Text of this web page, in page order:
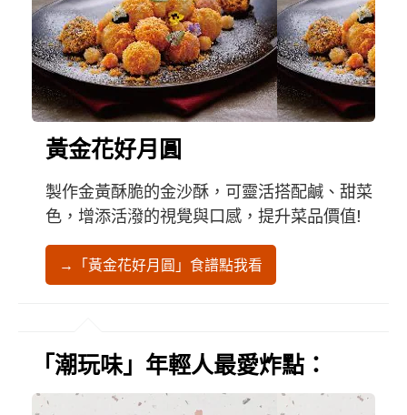
黃金花好月圓
製作金黃酥脆的金沙酥，可靈活搭配鹹、甜菜
色，增添活潑的視覺與口感，提升菜品價值!
→「黃金花好月圓」食譜點我看
「潮玩味」年輕人最愛炸點：